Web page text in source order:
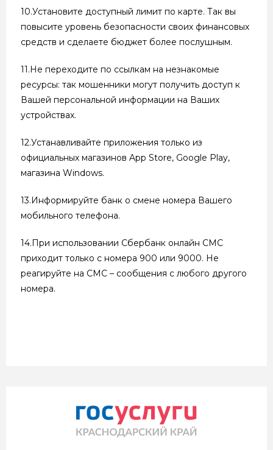
10.Установите доступный лимит по карте. Так вы
повысите уровень безопасности своих финансовых
средств и сделаете бюджет более послушным.
11.Не переходите по ссылкам на незнакомые
ресурсы: так мошенники могут получить доступ к
Вашей персональной информации на Ваших
устройствах.
12.Устанавливайте приложения только из
официальных магазинов App Store, Google Play,
магазина Windows.
13.Информируйте банк о смене номера Вашего
мобильного телефона.
14.При использовании Сбербанк онлайн СМС
приходит только с номера 900 или 9000. Не
реагируйте на СМС – сообщения с любого другого
номера.